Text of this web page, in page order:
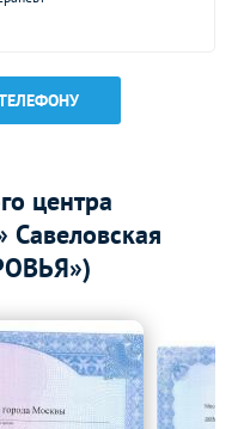
центра
Савеловская